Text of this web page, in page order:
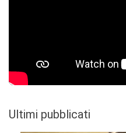
Ultimi pubblicati